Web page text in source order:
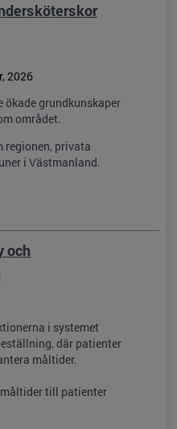
2026
grundkunskaper
området.
regionen, privata
i Västmanland.
och
i systemet
där patienter
måltider.
till patienter